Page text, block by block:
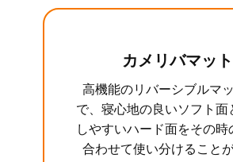
カメリバマット
高機能のリバーシブルマ
で、寝心地の良いソフト面
しやすいハード面をその時
合わせて使い分けること